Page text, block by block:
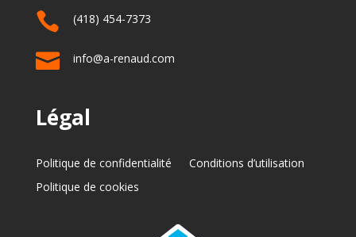
 (418) 454-7373
 info@a-renaud.com
Légal
Politique de confidentialité
Conditions d’utilisation
Politique de cookies